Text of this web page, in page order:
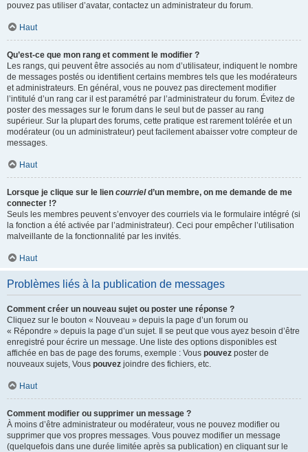
pouvez pas utiliser d’avatar, contactez un administrateur du forum.
Haut
Qu’est-ce que mon rang et comment le modifier ?
Les rangs, qui peuvent être associés au nom d’utilisateur, indiquent le nombre
de messages postés ou identifient certains membres tels que les modérateurs
et administrateurs. En général, vous ne pouvez pas directement modifier
l’intitulé d’un rang car il est paramétré par l’administrateur du forum. Évitez de
poster des messages sur le forum dans le seul but de passer au rang
supérieur. Sur la plupart des forums, cette pratique est rarement tolérée et un
modérateur (ou un administrateur) peut facilement abaisser votre compteur de
messages.
Haut
Lorsque je clique sur le lien courrield’un membre, on me demande de me
connecter !?
Seuls les membres peuvent s’envoyer des courriels via le formulaire intégré (si
la fonction a été activée par l’administrateur). Ceci pour empêcher l’utilisation
malveillante de la fonctionnalité par les invités.
Haut
Problèmes liés à la publication de messages
Comment créer un nouveau sujet ou poster une réponse ?
Cliquez sur le bouton « Nouveau » depuis la page d’un forum ou
« Répondre » depuis la page d’un sujet. Il se peut que vous ayez besoin d’être
enregistré pour écrire un message. Une liste des options disponibles est
affichée en bas de page des forums, exemple : Vous pouvez poster de
nouveaux sujets, Vous pouvez joindre des fichiers, etc.
Haut
Comment modifier ou supprimer un message ?
À moins d’être administrateur ou modérateur, vous ne pouvez modifier ou
supprimer que vos propres messages. Vous pouvez modifier un message
(quelquefois dans une durée limitée après sa publication) en cliquant sur le